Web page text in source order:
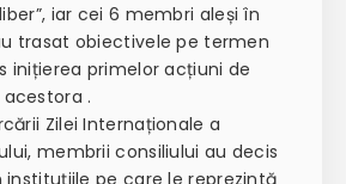
iar cei 6 membri aleși în
trasat obiectivele pe termen
inițierea primelor acțiuni de
.
Zilei Internaționale a
membrii consiliului au decis
instituțiile pe care le reprezintă